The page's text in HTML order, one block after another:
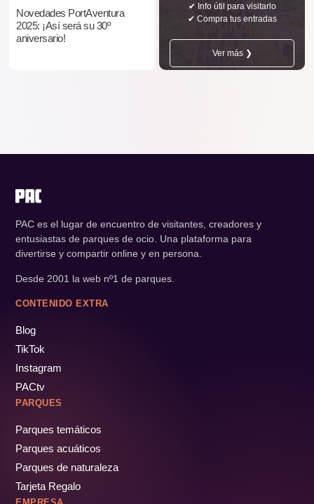
Novedades PortAventura
2025: ¡Así será su 30º
aniversario!
✔ Info útil para visitarlo
✔ Compra tus entradas
Ver más ❯
PAC es el lugar de encuentro de visitantes, creadores y
entusiastas de parques de ocio. Una plataforma para
divertirse y compartir online y en persona.
Desde 2001 la web nº1 de parques.
CONTENIDO EXTRA
Blog
TikTok
Instagram
PACtv
PARQUES
Parques temáticos
Parques acuáticos
Parques de naturaleza
Tarjeta Regalo